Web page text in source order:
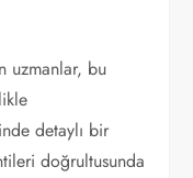
uzmanlar, bu
detaylı bir
doğrultusunda